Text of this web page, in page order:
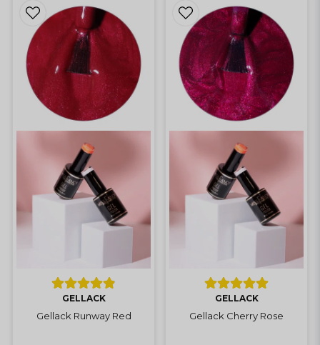
GELLACK
Gellack Runway Red
GELLACK
Gellack Cherry Rose